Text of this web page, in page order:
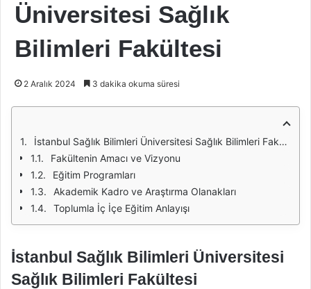
Üniversitesi Sağlık
Bilimleri Fakültesi
2 Aralık 2024 3 dakika okuma süresi
İstanbul Sağlık Bilimleri Üniversitesi Sağlık Bilimleri Fakültesi
Fakültenin Amacı ve Vizyonu
Eğitim Programları
Akademik Kadro ve Araştırma Olanakları
Toplumla İç İçe Eğitim Anlayışı
İstanbul Sağlık Bilimleri Üniversitesi
Sağlık Bilimleri Fakültesi